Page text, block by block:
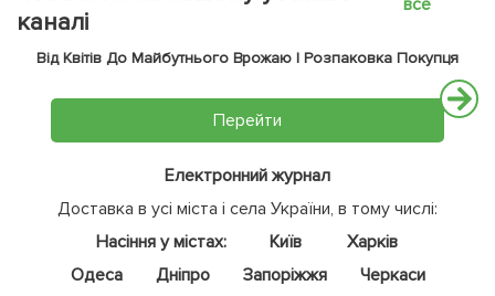
каналі
Від Квітів До Майбутнього Врожаю | Розпаковка Покупця
Перейти
Електронний журнал
Доставка в усі міста і села України, в тому числі:
Насіння у містах:
Київ
Харків
Одеса
Дніпро Запоріжжя
Черкаси